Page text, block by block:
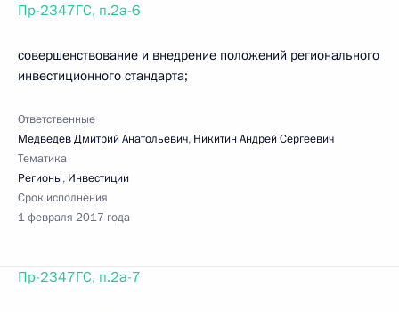
Пр-2347ГС, п.2а-6
совершенствование и внедрение положений регионального
инвестиционного стандарта;
Ответственные
Медведев Дмитрий Анатольевич, Никитин Андрей Сергеевич
Тематика
Регионы, Инвестиции
Срок исполнения
1 февраля 2017 года
Пр-2347ГС, п.2а-7